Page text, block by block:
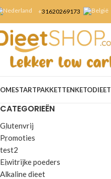
+31620269173
STARTPAKKETTENKETODIEET
CATEGORIEËN
Glutenvrij
Promoties
test2
Eiwitrijke poeders
Alkaline dieet